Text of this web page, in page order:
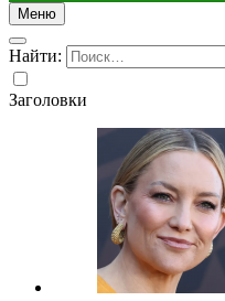
Меню
Найти:
Заголовки